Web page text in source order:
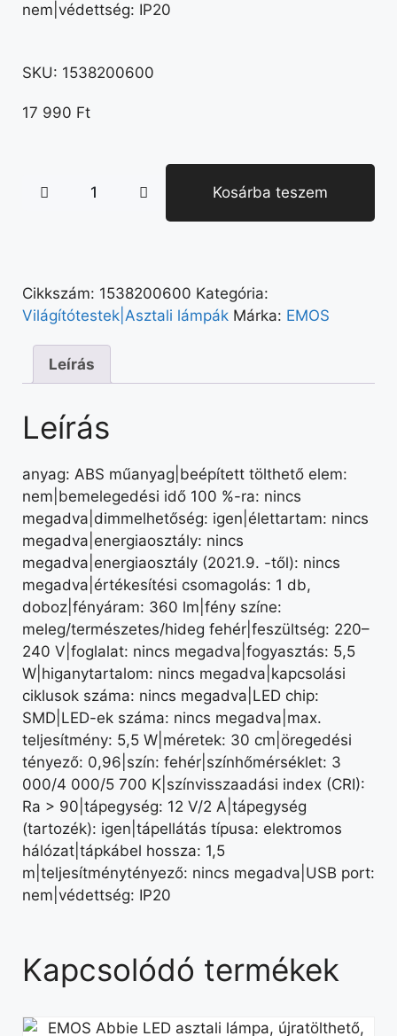
nem|védettség: IP20
SKU: 1538200600
17 990 Ft
Kosárba teszem
Cikkszám: 1538200600 Kategória:
Világítótestek|Asztali lámpák Márka: EMOS
Leírás
Leírás
anyag: ABS műanyag|beépített tölthető elem:
nem|bemelegedési idő 100 %-ra: nincs
megadva|dimmelhetőség: igen|élettartam: nincs
megadva|energiaosztály: nincs
megadva|energiaosztály (2021.9. -től): nincs
megadva|értékesítési csomagolás: 1 db,
doboz|fényáram: 360 lm|fény színe:
meleg/természetes/hideg fehér|feszültség: 220–
240 V|foglalat: nincs megadva|fogyasztás: 5,5
W|higanytartalom: nincs megadva|kapcsolási
ciklusok száma: nincs megadva|LED chip:
SMD|LED-ek száma: nincs megadva|max.
teljesítmény: 5,5 W|méretek: 30 cm|öregedési
tényező: 0,96|szín: fehér|színhőmérséklet: 3
000/4 000/5 700 K|színvisszaadási index (CRI):
Ra > 90|tápegység: 12 V/2 A|tápegység
(tartozék): igen|tápellátás típusa: elektromos
hálózat|tápkábel hossza: 1,5
m|teljesítménytényező: nincs megadva|USB port:
nem|védettség: IP20
Kapcsolódó termékek